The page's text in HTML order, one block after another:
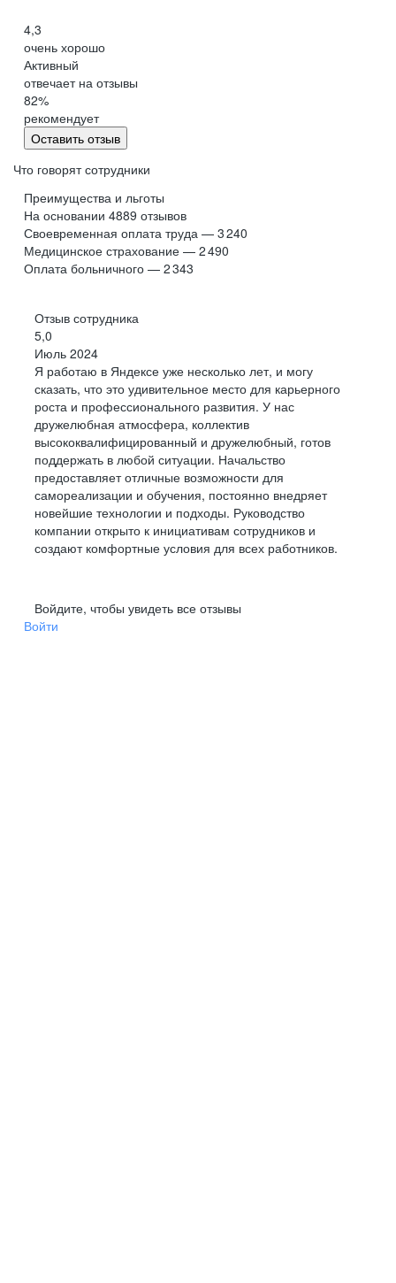
4,3
очень хорошо
Активный
отвечает на отзывы
82%
рекомендует
Оставить отзыв
Что говорят сотрудники
Преимущества и льготы
На основании 4889 отзывов
Своевременная оплата труда — 3 240
Медицинское страхование — 2 490
Оплата больничного — 2 343
Отзыв сотрудника
5,0
Июль 2024
Я работаю в Яндексе уже несколько лет, и могу
сказать, что это удивительное место для карьерного
роста и профессионального развития. У нас
дружелюбная атмосфера, коллектив
высококвалифицированный и дружелюбный, готов
поддержать в любой ситуации. Начальство
предоставляет отличные возможности для
самореализации и обучения, постоянно внедряет
новейшие технологии и подходы. Руководство
компании открыто к инициативам сотрудников и
создают комфортные условия для всех работников.
Войдите, чтобы увидеть все отзывы
Войти